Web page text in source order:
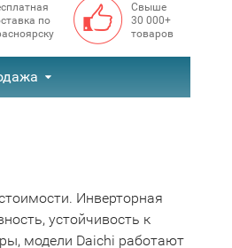
по
Свыше
30 000+
товаров
Инверторная
устойчивость к
модели Daichi работают